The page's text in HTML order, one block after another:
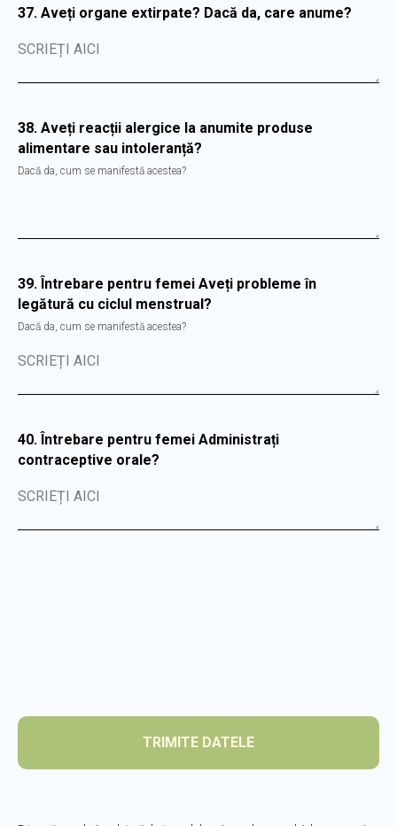
37. Aveți organe extirpate? Dacă da, care anume?
SCRIEȚI AICI
38. Aveți reacții alergice la anumite produse
alimentare sau intoleranță?
Dacă da, cum se manifestă acestea?
39. Întrebare pentru femei Aveți probleme în
legătură cu ciclul menstrual?
Dacă da, cum se manifestă acestea?
SCRIEȚI AICI
40. Întrebare pentru femei Administrați
contraceptive orale?
SCRIEȚI AICI
TRIMITE DATELE